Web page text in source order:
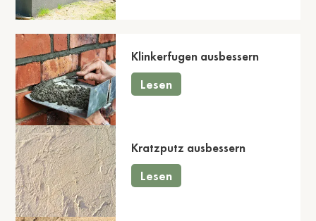
Klinkerfugen ausbessern
Lesen
Kratzputz ausbessern
Lesen